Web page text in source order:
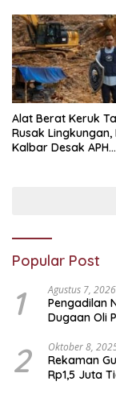
Alat Berat Keruk
Rusak
Kalbar Desak APH
Popular Post
1 Agustus 7, 2026
Pengadilan
Dugaan Oli
2 Oktober 8,
Rekaman
Rp1,5 Juta